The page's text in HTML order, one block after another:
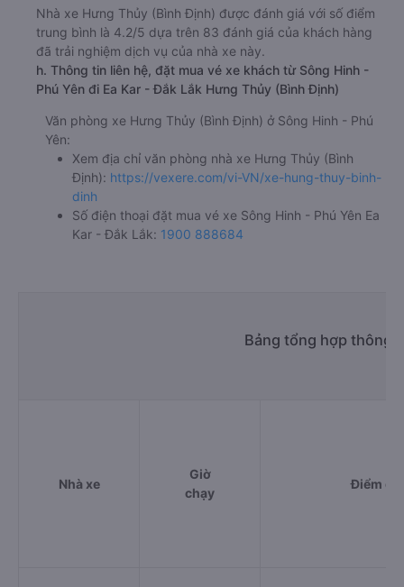
Nhà xe Hưng Thủy (Bình Định) được đánh giá với số điểm
trung bình là 4.2/5 dựa trên 83 đánh giá của khách hàng
đã trải nghiệm dịch vụ của nhà xe này.
h. Thông tin liên hệ, đặt mua vé xe khách từ Sông Hinh -
Phú Yên đi Ea Kar - Đắk Lắk Hưng Thủy (Bình Định)
Văn phòng xe Hưng Thủy (Bình Định) ở Sông Hinh - Phú
Yên:
Xem địa chỉ văn phòng nhà xe Hưng Thủy (Bình
Định): https://vexere.com/vi-VN/xe-hung-thuy-binh-
dinh
Số điện thoại đặt mua vé xe Sông Hinh - Phú Yên Ea
Kar - Đắk Lắk: 1900 888684
Bảng tổng hợp thông
Nhà xe
Giờ
chạy
Điểm đi